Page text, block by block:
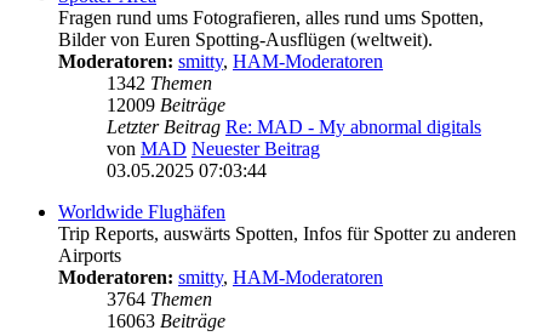
Fragen rund ums Fotografieren, alles rund ums Spotten,
Bilder von Euren Spotting-Ausflügen (weltweit).
Moderatoren: smitty, HAM-Moderatoren
1342 Themen
12009 Beiträge
Letzter Beitrag Re: MAD - My abnormal digitals
von MAD Neuester Beitrag
03.05.2025 07:03:44
Worldwide Flughäfen
Trip Reports, auswärts Spotten, Infos für Spotter zu anderen
Airports
Moderatoren: smitty, HAM-Moderatoren
3764 Themen
16063 Beiträge